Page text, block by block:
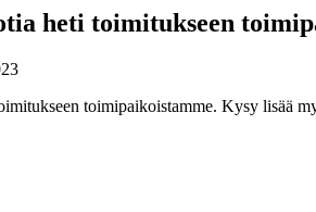
heti toimitukseen
toimipaikoistamme. Kysy lisää